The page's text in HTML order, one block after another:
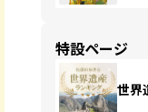
特設ページ
世界